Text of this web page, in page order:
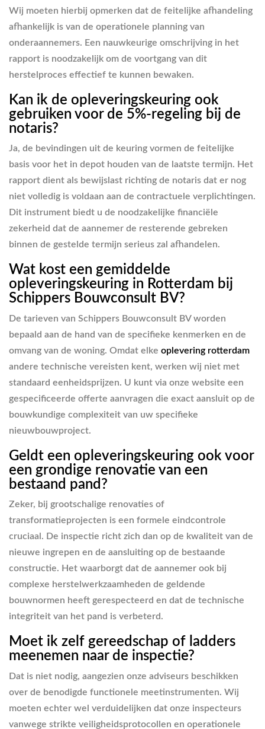
Wij moeten hierbij opmerken dat de feitelijke afhandeling
afhankelijk is van de operationele planning van
onderaannemers. Een nauwkeurige omschrijving in het
rapport is noodzakelijk om de voortgang van dit
herstelproces effectief te kunnen bewaken.
Kan ik de opleveringskeuring ook
gebruiken voor de 5%-regeling bij de
notaris?
Ja, de bevindingen uit de keuring vormen de feitelijke
basis voor het in depot houden van de laatste termijn. Het
rapport dient als bewijslast richting de notaris dat er nog
niet volledig is voldaan aan de contractuele verplichtingen.
Dit instrument biedt u de noodzakelijke financiële
zekerheid dat de aannemer de resterende gebreken
binnen de gestelde termijn serieus zal afhandelen.
Wat kost een gemiddelde
opleveringskeuring in Rotterdam bij
Schippers Bouwconsult BV?
De tarieven van Schippers Bouwconsult BV worden
bepaald aan de hand van de specifieke kenmerken en de
omvang van de woning. Omdat elke oplevering rotterdam
andere technische vereisten kent, werken wij niet met
standaard eenheidsprijzen. U kunt via onze website een
gespecificeerde offerte aanvragen die exact aansluit op de
bouwkundige complexiteit van uw specifieke
nieuwbouwproject.
Geldt een opleveringskeuring ook voor
een grondige renovatie van een
bestaand pand?
Zeker, bij grootschalige renovaties of
transformatieprojecten is een formele eindcontrole
cruciaal. De inspectie richt zich dan op de kwaliteit van de
nieuwe ingrepen en de aansluiting op de bestaande
constructie. Het waarborgt dat de aannemer ook bij
complexe herstelwerkzaamheden de geldende
bouwnormen heeft gerespecteerd en dat de technische
integriteit van het pand is verbeterd.
Moet ik zelf gereedschap of ladders
meenemen naar de inspectie?
Dat is niet nodig, aangezien onze adviseurs beschikken
over de benodigde functionele meetinstrumenten. Wij
moeten echter wel verduidelijken dat onze inspecteurs
vanwege strikte veiligheidsprotocollen en operationele